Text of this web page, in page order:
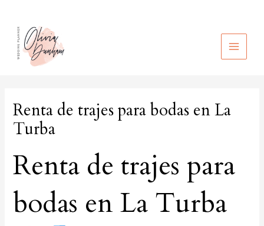
contenido
MAIN
Renta de trajes para bodas en La
Turba
Renta de trajes para
bodas en La Turba